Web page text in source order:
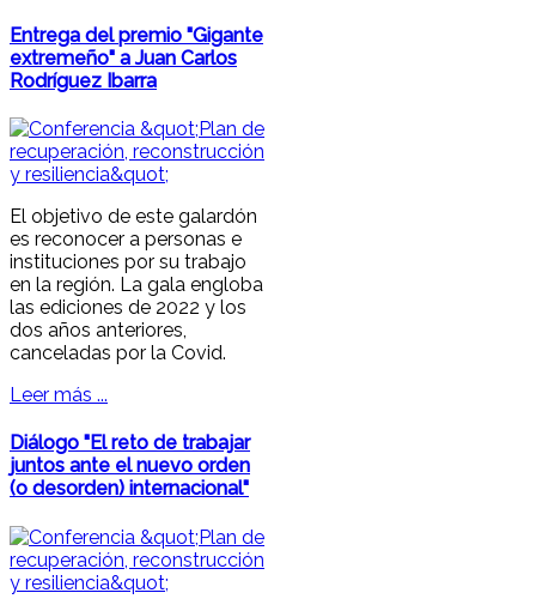
Entrega del premio "Gigante
extremeño" a Juan Carlos
Rodríguez Ibarra
El objetivo de este galardón
es reconocer a personas e
instituciones por su trabajo
en la región. La gala engloba
las ediciones de 2022 y los
dos años anteriores,
canceladas por la Covid.
Leer más ...
Diálogo "El reto de trabajar
juntos ante el nuevo orden
(o desorden) internacional"